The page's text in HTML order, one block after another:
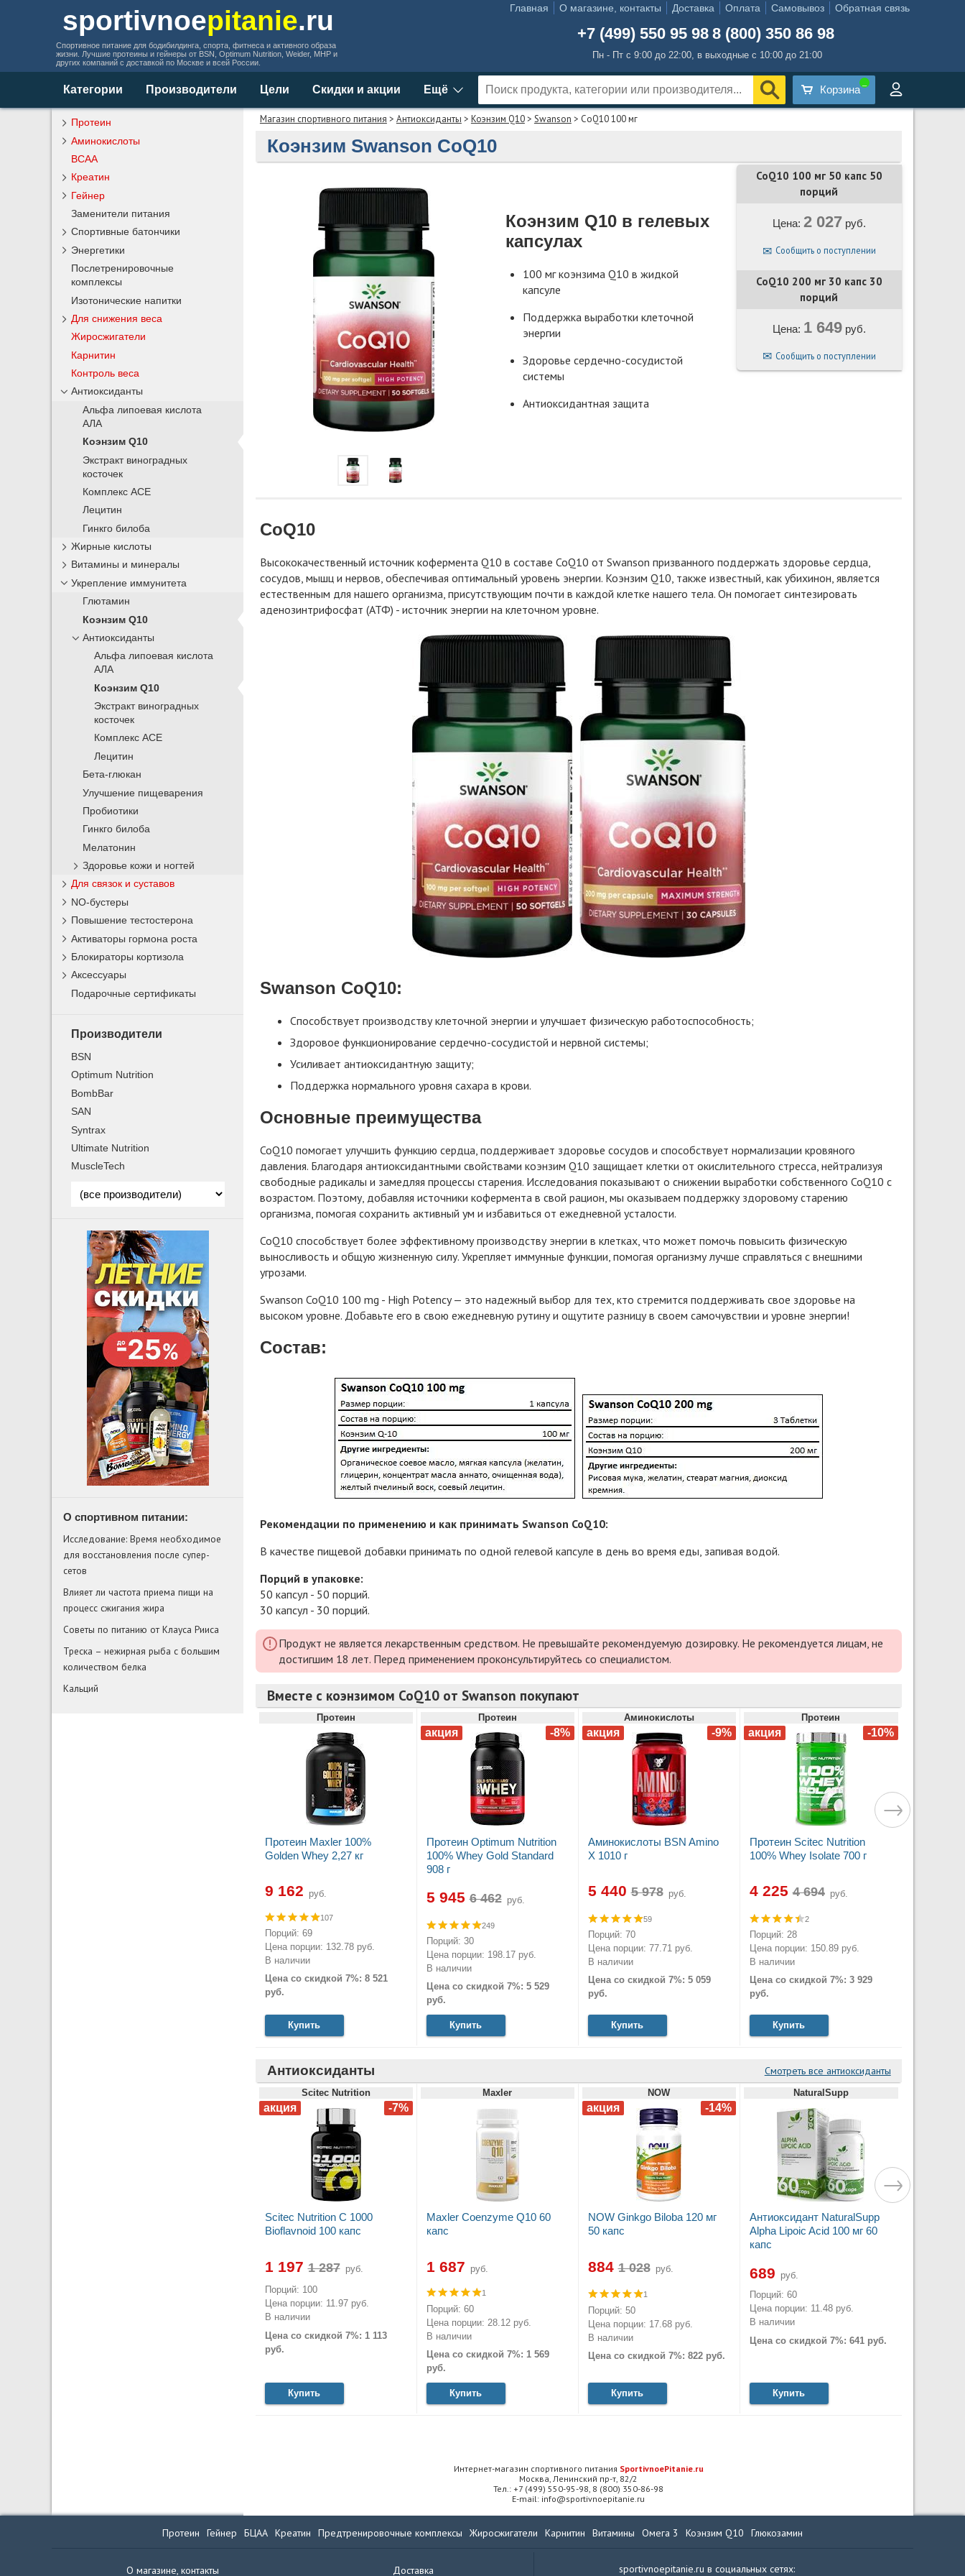
sportivnoepitanie.ru
Спортивное питание для бодибилдинга, спорта, фитнеса и активного образа
жизни. Лучшие протеины и гейнеры от BSN, Optimum Nutrition, Weider, MHP и
других компаний с доставкой по Москве и всей России.
Главная О магазине, контакты Доставка Оплата Самовывоз Обратная связь
+7 (499) 550 95 98 8 (800) 350 86 98
Пн - Пт с 9:00 до 22:00, в выходные с 10:00 до 21:00
Категории Производители Цели Скидки и акции Ещё Корзина
Магазин спортивного питания > Антиоксиданты > Коэнзим Q10> Swanson > CoQ10 100 мг
Коэнзим Swanson CoQ10
Коэнзим Q10 в гелевых
капсулах
100 мг коэнзима Q10 в жидкой
капсуле
Поддержка выработки клеточной
энергии
Здоровье сердечно-сосудистой
системы
Антиоксидантная защита
CoQ10 100 мг 50 капс 50
порций
Цена: 2 027 руб.
Сообщить о поступлении
CoQ10 200 мг 30 капс 30
порций
Цена: 1 649руб.
Сообщить о поступлении
CoQ10
Высококачественный источник кофермента Q10 в составе CoQ10 от Swanson призванного поддержать здоровье сердца,
сосудов, мышц и нервов, обеспечивая оптимальный уровень энергии. Коэнзим Q10, также известный, как убихинон, является
естественным для нашего организма, присутствующим почти в каждой клетке нашего тела. Он помогает синтезировать
аденозинтрифосфат (АТФ) - источник энергии на клеточном уровне.
Swanson CoQ10:
Способствует производству клеточной энергии и улучшает физическую работоспособность;
Здоровое функционирование сердечно-сосудистой и нервной системы;
Усиливает антиоксидантную защиту;
Поддержка нормального уровня сахара в крови.
Основные преимущества
CoQ10 помогает улучшить функцию сердца, поддерживает здоровье сосудов и способствует нормализации кровяного
давления. Благодаря антиоксидантными свойствами коэнзим Q10 защищает клетки от окислительного стресса, нейтрализуя
свободные радикалы и замедляя процессы старения. Исследования показывают о снижении выработки собственного CoQ10 с
возрастом. Поэтому, добавляя источники кофермента в свой рацион, мы оказываем поддержку здоровому старению
организма, помогая сохранить активный ум и избавиться от ежедневной усталости.
CoQ10 способствует более эффективному производству энергии в клетках, что может помочь повысить физическую
выносливость и общую жизненную силу. Укрепляет иммунные функции, помогая организму лучше справляться с внешними
угрозами.
Swanson CoQ10 100 mg - High Potency — это надежный выбор для тех, кто стремится поддерживать свое здоровье на
высоком уровне. Добавьте его в свою ежедневную рутину и ощутите разницу в своем самочувствии и уровне энергии!
Состав:
Рекомендации по применению и как принимать Swanson CoQ10:
В качестве пищевой добавки принимать по одной гелевой капсуле в день во время еды, запивая водой.
Порций в упаковке:
50 капсул - 50 порций.
30 капсул - 30 порций.
Продукт не является лекарственным средством. Не превышайте рекомендуемую дозировку. Не рекомендуется лицам, не
достигшим 18 лет. Перед применением проконсультируйтесь со специалистом.
Вместе с коэнзимом CoQ10 от Swanson покупают
Протеин
Протеин Maxler 100%
Golden Whey 2,27 кг
9 162 руб.
107
Порций: 69
Цена порции: 132.78 руб.
В наличии
Цена со скидкой 7%: 8 521
руб.
Купить
Протеин
Протеин Optimum Nutrition
100% Whey Gold Standard
908 г
5 945 руб.
249
Порций: 30
Цена порции: 198.17 руб.
В наличии
Цена со скидкой 7%: 5 529
руб.
Купить
Аминокислоты
Аминокислоты BSN Amino
X 1010 г
5 440 руб.
59
Порций: 70
Цена порции: 77.71 руб.
В наличии
Цена со скидкой 7%: 5 059
руб.
Купить
Протеин
Протеин Scitec Nutrition
100% Whey Isolate 700 г
4 225 руб.
2
Порций: 28
Цена порции: 150.89 руб.
В наличии
Цена со скидкой 7%: 3 929
руб.
Купить
Антиоксиданты Смотреть все антиоксиданты
Scitec Nutrition
Scitec Nutrition C 1000
Bioflavnoid 100 капс
1 197
руб.
Порций: 100
Цена порции: 11.97 руб.
В наличии
Цена со скидкой 7%: 1 113
руб.
Купить
Maxler
Maxler Coenzyme Q10 60
капс
1 687 руб.
1
Порций: 60
Цена порции: 28.12 руб.
В наличии
Цена со скидкой 7%: 1 569
руб.
Купить
NOW
NOW Ginkgo Biloba 120 мг
50 капс
884 руб.
1
Порций: 50
Цена порции: 17.68 руб.
В наличии
Цена со скидкой 7%: 822 руб.
Купить
NaturalSupp
Антиоксидант NaturalSupp
Alpha Lipoic Acid 100 мг 60
капс
689 руб.
Порций: 60
Цена порции: 11.48 руб.
В наличии
Цена со скидкой 7%: 641 руб.
Купить
Интернет-магазин спортивного питания SportivnoePitanie.ru
Москва, Ленинский пр-т, 82/2
Тел.: +7 (499) 550-95-98, 8 (800) 350-86-98
E-mail: info@sportivnoepitanie.ru
Протеин
Аминокислоты
BCAA
Креатин
Гейнер
Заменители питания
Спортивные батончики
Энергетики
Послетренировочные
комплексы
Изотонические напитки
Для снижения веса
Жиросжигатели
Карнитин
Контроль веса
Антиоксиданты
Альфа липоевая кислота
АЛА
Коэнзим Q10
Экстракт виноградных
косточек
Комплекс ACE
Лецитин
Гинкго билоба
Жирные кислоты
Витамины и минералы
Укрепление иммунитета
Глютамин
Коэнзим Q10
Антиоксиданты
Альфа липоевая кислота
АЛА
Коэнзим Q10
Экстракт виноградных
косточек
Комплекс ACE
Лецитин
Бета-глюкан
Улучшение пищеварения
Пробиотики
Гинкго билоба
Мелатонин
Здоровье кожи и ногтей
Для связок и суставов
NO-бустеры
Повышение тестостерона
Активаторы гормона роста
Блокираторы кортизола
Аксессуары
Подарочные сертификаты
Производители
BSN
Optimum Nutrition
BombBar
SAN
Syntrax
Ultimate Nutrition
MuscleTech
О спортивном питании:
Исследование: Время необходимое
для восстановления после супер-
сетов
Влияет ли частота приема пищи на
процесс сжигания жира
Советы по питанию от Клауса Рииса
Треска – нежирная рыба с большим
количеством белка
Кальций
Протеин Гейнер БЦАА Креатин Предтренировочные комплексы Жиросжигатели Карнитин Витамины Омега 3 Коэнзим Q10 Глюкозамин
О магазине, контакты Доставка sportivnoepitanie.ru в социальных сетях: